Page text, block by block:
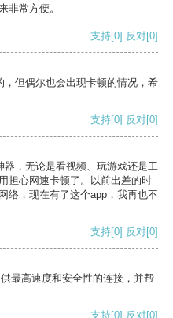
非常方便。
支持[0] 反对[0]
但偶尔也会出现卡顿的情况，希
支持[0] 反对[0]
，无论是看视频、玩游戏还是工
担心网速卡顿了。以前出差的时
络，现在有了这个app，我再也不
支持[0] 反对[0]
最高速度和安全性的连接，并帮
支持[0] 反对[0]